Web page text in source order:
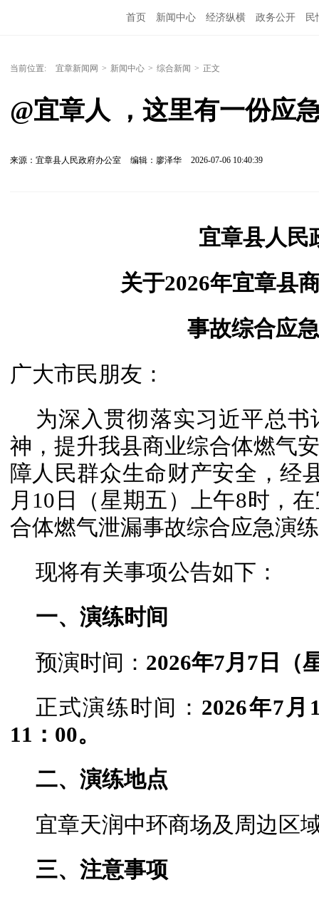
首页 新闻中心 经济纵横 政务公开 民
当前位置: 宜章新闻网 > 新闻中心 > 综合新闻 > 正文
@宜章人 ，这里有一份应
来源：宜章县人民政府办公室 编辑：廖泽华 2026-07-06 10:40:39
宜章县人民
关于2026年宜章县
事故综合应
广大市民朋友：
为深入贯彻落实习近平总
神，提升我县商业综合体燃气
障人民群众生命财产安全，经
月10日（星期五）上午8时，
合体燃气泄漏事故综合应急演
现将有关事项公告如下：
一、演练时间
预演时间： 2026年7月7日（
正式演练时间： 2026年7
11：00。
二、演练地点
宜章天润中环商场及周边区
三、注意事项